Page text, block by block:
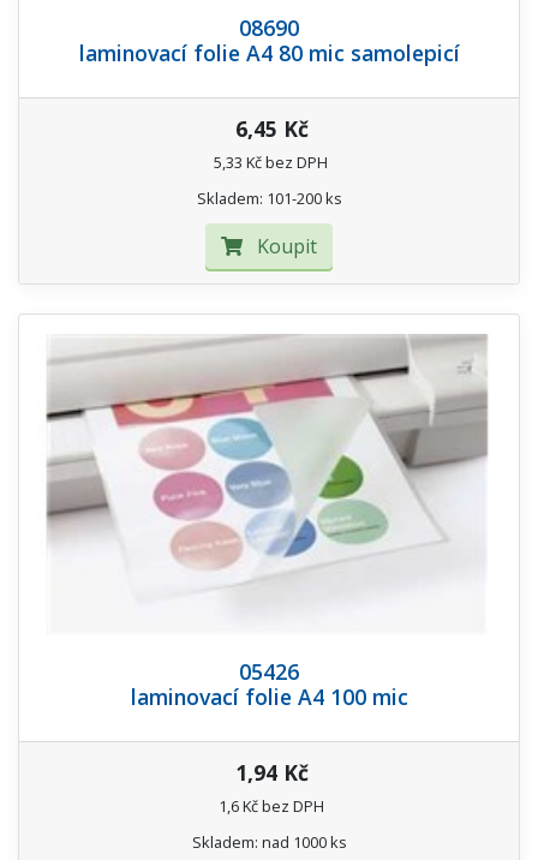
08690
laminovací folie A4 80 mic samolepicí
6,45 Kč
5,33 Kč bez DPH
Skladem: 101-200 ks
Koupit
05426
laminovací folie A4 100 mic
1,94 Kč
1,6 Kč bez DPH
Skladem: nad 1000 ks